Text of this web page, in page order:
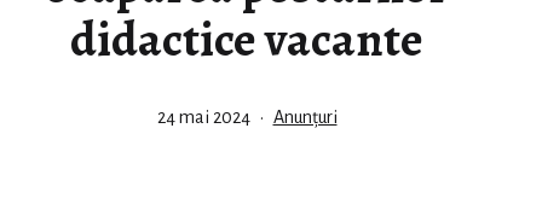
didactice vacante
Publicat
24 mai 2024
Din
Anunțuri